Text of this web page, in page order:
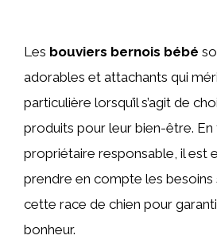
Les bouviers bernois bébé
adorables et attachants qui
particulière lorsqu’il s’agit de
produits pour leur bien-être. En
propriétaire responsable, il est
prendre en compte les besoins
cette race de chien pour
bonheur.